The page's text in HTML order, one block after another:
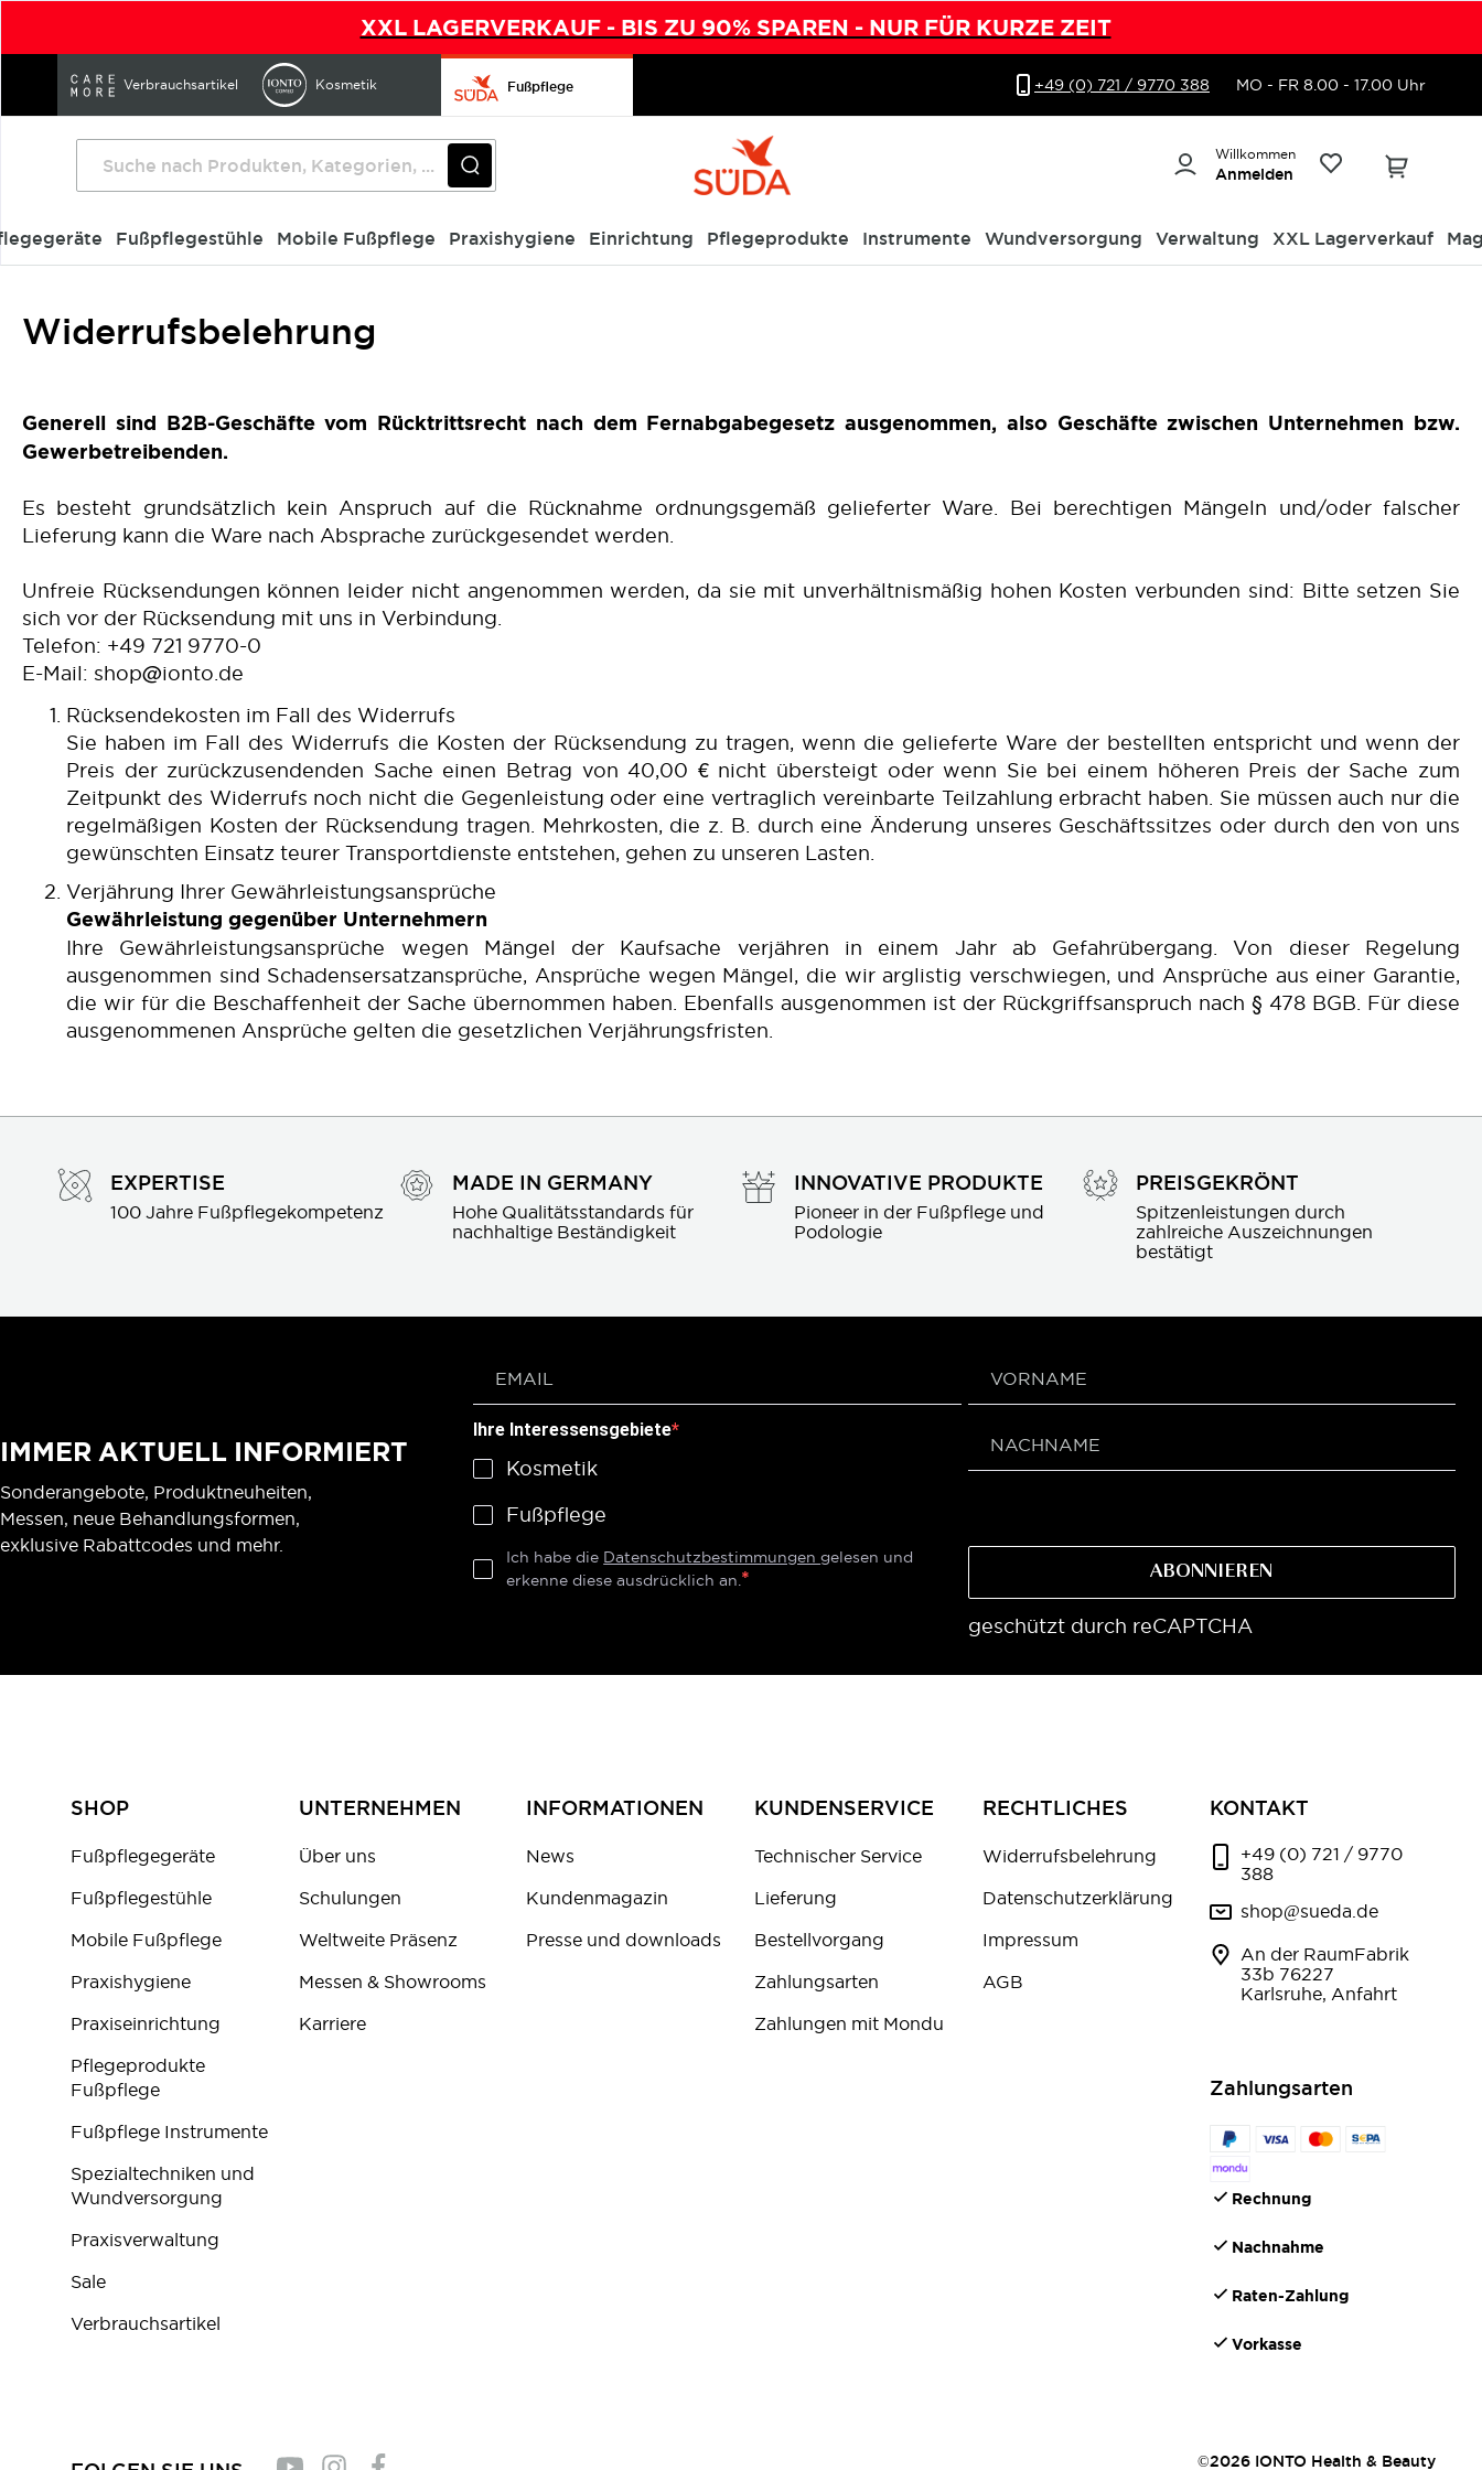
XXL LAGERVERKAUF - BIS ZU 90% SPAREN - NUR FÜR KURZE ZEIT
zum
Verbrauchsartikel Kosmetik Fußpflege +49 (0) 721 / 9770 388 MO - FR 8.00 - 17.00 Uhr
Willkommen
Anmelden
Fußpflegestühle Mobile Fußpflege Praxishygiene Einrichtung Pflegeprodukte Instrumente Wundversorgung Verwaltung XXL Lagerverkauf
Startseite Widerrufsbelehrung
Widerrufsbelehrung
Generell sind B2B-Geschäfte vom Rücktrittsrecht nach dem Fernabgabegesetz ausgenommen, also Geschäfte zwischen Unternehmen bzw.
Gewerbetreibenden.
Es besteht grundsätzlich kein Anspruch auf die Rücknahme ordnungsgemäß gelieferter Ware. Bei berechtigen Mängeln und/oder falscher
Lieferung kann die Ware nach Absprache zurückgesendet werden.
Unfreie Rücksendungen können leider nicht angenommen werden, da sie mit unverhältnismäßig hohen Kosten verbunden sind: Bitte setzen Sie
sich vor der Rücksendung mit uns in Verbindung.
Telefon: +49 721 9770-0
E-Mail: shop@ionto.de
Rücksendekosten im Fall des Widerrufs
Sie haben im Fall des Widerrufs die Kosten der Rücksendung zu tragen, wenn die gelieferte Ware der bestellten entspricht und wenn der
Preis der zurückzusendenden Sache einen Betrag von 40,00 € nicht übersteigt oder wenn Sie bei einem höheren Preis der Sache zum
Zeitpunkt des Widerrufs noch nicht die Gegenleistung oder eine vertraglich vereinbarte Teilzahlung erbracht haben. Sie müssen auch nur die
regelmäßigen Kosten der Rücksendung tragen. Mehrkosten, die z. B. durch eine Änderung unseres Geschäftssitzes oder durch den von uns
gewünschten Einsatz teurer Transportdienste entstehen, gehen zu unseren Lasten.
Verjährung Ihrer Gewährleistungsansprüche
Gewährleistung gegenüber Unternehmern
Ihre Gewährleistungsansprüche wegen Mängel der Kaufsache verjähren in einem Jahr ab Gefahrübergang. Von dieser Regelung
ausgenommen sind Schadensersatzansprüche, Ansprüche wegen Mängel, die wir arglistig verschwiegen, und Ansprüche aus einer Garantie,
die wir für die Beschaffenheit der Sache übernommen haben. Ebenfalls ausgenommen ist der Rückgriffsanspruch nach § 478 BGB. Für diese
ausgenommenen Ansprüche gelten die gesetzlichen Verjährungsfristen.
EXPERTISE
100 Jahre Fußpflegekompetenz
MADE IN GERMANY
Hohe Qualitätsstandards für
nachhaltige Beständigkeit
INNOVATIVE PRODUKTE
Pioneer in der Fußpflege und
Podologie
PREISGEKRÖNT
Spitzenleistungen durch
zahlreiche Auszeichnungen
bestätigt
IMMER AKTUELL INFORMIERT
Sonderangebote, Produktneuheiten,
Messen, neue Behandlungsformen,
exklusive Rabattcodes und mehr.
Ihre Interessensgebiete
Kosmetik
Fußpflege
Ich habe die Datenschutzbestimmungengelesen und
erkenne diese ausdrücklich an.
ABONNIEREN
geschützt durch reCAPTCHA
SHOP
Fußpflegegeräte
Fußpflegestühle
Mobile Fußpflege
Praxishygiene
Praxiseinrichtung
Pflegeprodukte
Fußpflege
Fußpflege Instrumente
Spezialtechniken und
Wundversorgung
Praxisverwaltung
Sale
Verbrauchsartikel
UNTERNEHMEN
Über uns
Schulungen
Weltweite Präsenz
Messen & Showrooms
Karriere
INFORMATIONEN
News
Kundenmagazin
Presse und downloads
KUNDENSERVICE
Technischer Service
Lieferung
Bestellvorgang
Zahlungsarten
Zahlungen mit Mondu
RECHTLICHES
Widerrufsbelehrung
Datenschutzerklärung
Impressum
AGB
KONTAKT
+49 (0) 721 / 9770
388
shop@sueda.de
An der RaumFabrik
33b 76227
Karlsruhe, Anfahrt
Zahlungsarten
Rechnung
Nachnahme
Raten-Zahlung
Vorkasse
©2026 IONTO Health & Beauty